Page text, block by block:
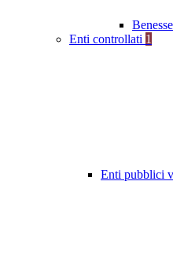
Enti controllati 1
Enti pubblici